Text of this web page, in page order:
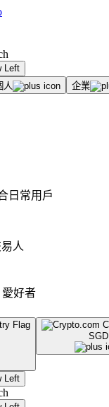
人
企業
日常用戶
人
愛好者
SGD